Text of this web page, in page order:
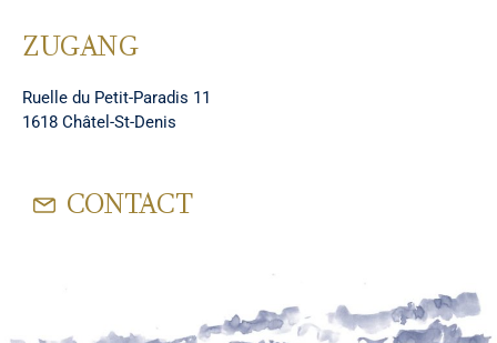
ZUGANG
Ruelle du Petit-Paradis 11
1618 Châtel-St-Denis
CONTACT